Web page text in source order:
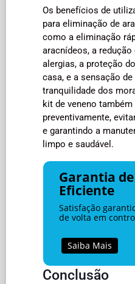
Os benefícios de
para eliminação de
como a eliminação
aracnídeos, a
alergias, a proteção
casa, e a sensação
tranquilidade dos
kit de veneno
preventivamente,
e garantindo a
limpo e saudável.
Garantia
Eficiente
Satisfação
de volta em
Saiba Mais
Conclusão